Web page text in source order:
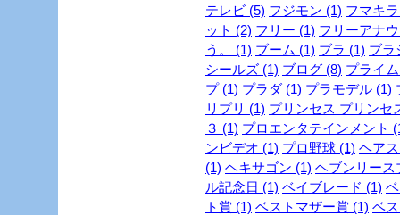
テレビ (5) フジモン (1) フマキ
ット (2) フリー (1) フリーアナ
う。 (1) ブーム (1) ブラ (1) ブラ
シールズ (1) ブログ (8) プライ
プ (1) プラダ (1) プラモデル (1)
リプリ (1) プリンセス プリンセ
３ (1) プロエンタテインメント
ンビデオ (1) プロ野球 (1) ヘア
(1) ヘキサゴン (1) ヘブンリース
ル記念日 (1) ベイブレード (1)
ト賞 (1) ベストマザー賞 (1) ベ